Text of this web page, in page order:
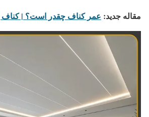
مقاله جدید: عمر کناف چقدر است؟ | کناف